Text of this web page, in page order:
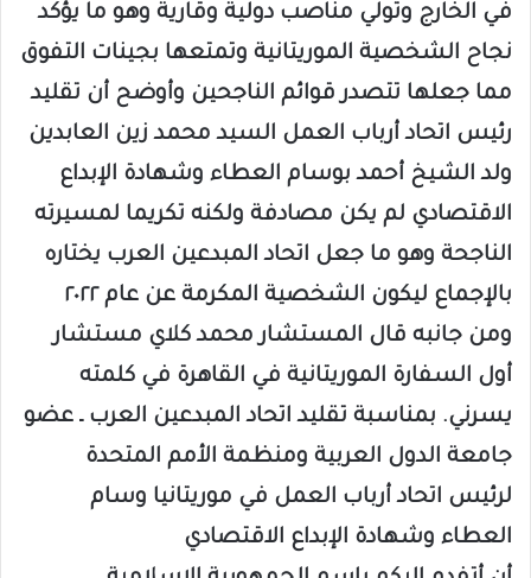
في الخارج وتولي مناصب دولية وقارية وهو ما يؤكد
نجاح الشخصية الموريتانية وتمتعها بجينات التفوق
مما جعلها تتصدر قوائم الناجحين وأوضح أن تقليد
رئيس اتحاد أرباب العمل السيد محمد زين العابدين
ولد الشيخ أحمد بوسام العطاء وشهادة الإبداع
الاقتصادي لم يكن مصادفة ولكنه تكريما لمسيرته
الناجحة وهو ما جعل اتحاد المبدعين العرب يختاره
بالإجماع ليكون الشخصية المكرمة عن عام ٢٠٢٢
ومن جانبه قال المستشار محمد كلاي مستشار
أول السفارة الموريتانية في القاهرة في كلمته
يسرني. بمناسبة تقليد اتحاد المبدعين العرب ـ عضو
جامعة الدول العربية ومنظمة الأمم المتحدة
لرئيس اتحاد أرباب العمل في موريتانيا وسام
العطاء وشهادة الإبداع الاقتصادي